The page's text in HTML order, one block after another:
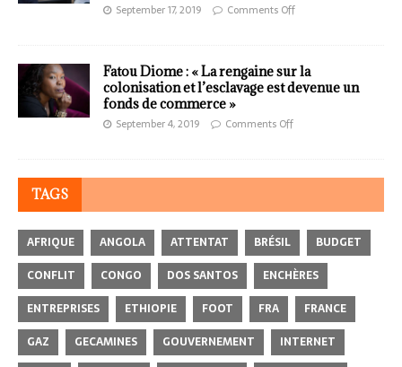
September 17, 2019 Comments Off
Fatou Diome : « La rengaine sur la
colonisation et l’esclavage est devenue un
fonds de commerce »
September 4, 2019 Comments Off
TAGS
AFRIQUE ANGOLA ATTENTAT BRÉSIL
BUDGET
CONFLIT
CONGO DOS SANTOS
ENCHÈRES
ENTREPRISES
ETHIOPIE FOOT FRA
FRANCE
GAZ
GECAMINES GOUVERNEMENT
INTERNET